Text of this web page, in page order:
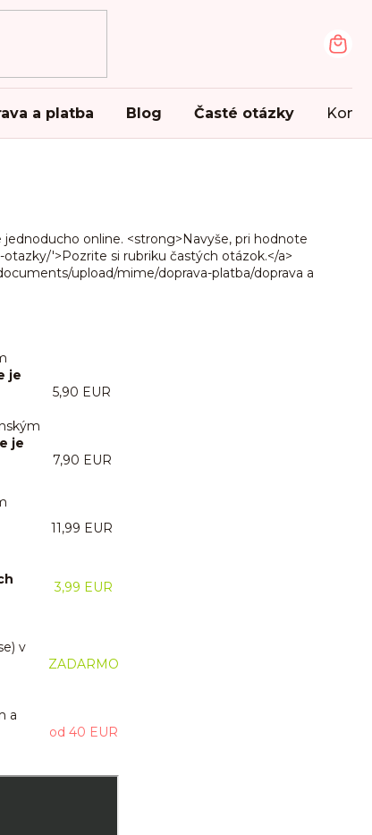
a platba Blog Časté otázky
online. <strong>Navyše, pri hodnote
'>Pozrite si rubriku častých otázok.</a>
upload/mime/doprava-platba/doprava a
je
5,90 EUR
je
7,90 EUR
11,99 EUR
3,99 EUR
v
ZADARMO
a
od 40 EUR